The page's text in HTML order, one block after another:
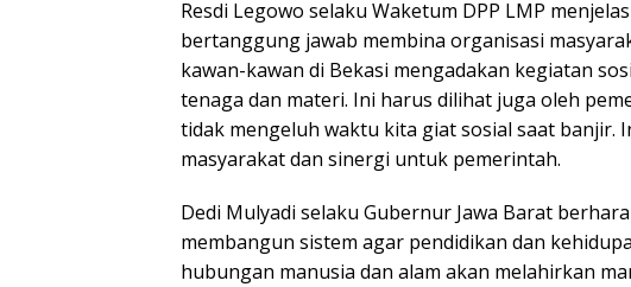
Resdi Legowo selaku Waketum DPP LMP
bertanggung jawab membina organisasi
kawan-kawan di Bekasi mengadakan kegiatan
tenaga dan materi. Ini harus dilihat juga oleh
tidak mengeluh waktu kita giat sosial saat banjir.
masyarakat dan sinergi untuk pemerintah.
Dedi Mulyadi selaku Gubernur Jawa Barat
membangun sistem agar pendidikan dan
hubungan manusia dan alam akan melahirkan